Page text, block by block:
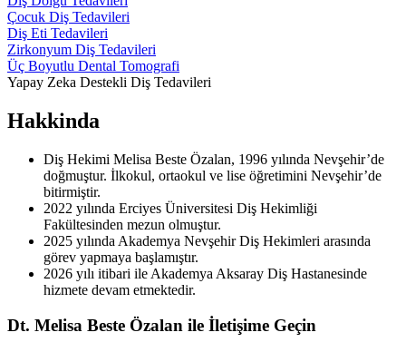
Çocuk Diş Tedavileri
Diş Eti Tedavileri
Zirkonyum Diş Tedavileri
Üç Boyutlu Dental Tomografi
Yapay Zeka Destekli Diş Tedavileri
Hakkinda
Diş Hekimi Melisa Beste Özalan, 1996 yılında Nevşehir’de
doğmuştur. İlkokul, ortaokul ve lise öğretimini Nevşehir’de
bitirmiştir.
2022 yılında Erciyes Üniversitesi Diş Hekimliği
Fakültesinden mezun olmuştur.
2025 yılında Akademya Nevşehir Diş Hekimleri arasında
görev yapmaya başlamıştır.
2026 yılı itibari ile Akademya Aksaray Diş Hastanesinde
hizmete devam etmektedir.
Dt. Melisa Beste Özalan ile İletişime Geçin